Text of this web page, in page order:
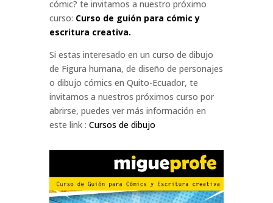
cómic? te invitamos a nuestro próximo
curso: Curso de guión para cómic y
escritura creativa.
Si estas interesado en un curso de dibujo
de Figura humana, de diseño de personajes
o dibujo cómics en Quito-Ecuador, te
invitamos a nuestros próximos curso por
abrirse, puedes ver más información en
este link : Cursos de dibujo